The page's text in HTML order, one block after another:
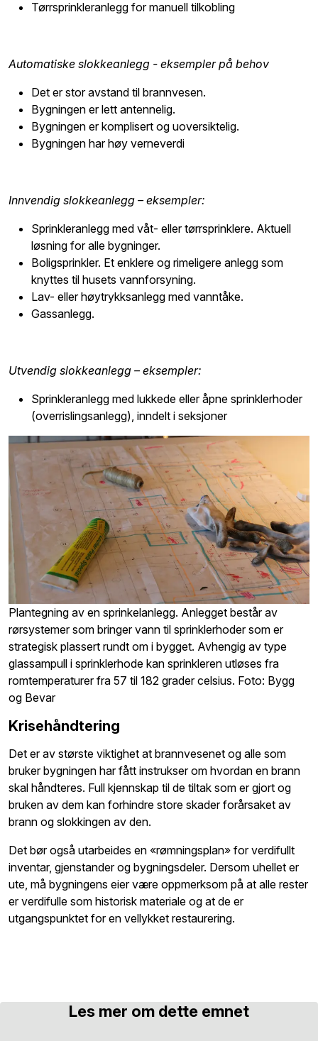
Tørrsprinkleranlegg for manuell tilkobling
Automatiske slokkeanlegg - eksempler på behov
Det er stor avstand til brannvesen.
Bygningen er lett antennelig.
Bygningen er komplisert og uoversiktelig.
Bygningen har høy verneverdi
Innvendig slokkeanlegg – eksempler:
Sprinkleranlegg med våt- eller tørrsprinklere. Aktuell
løsning for alle bygninger.
Boligsprinkler. Et enklere og rimeligere anlegg som
knyttes til husets vannforsyning.
Lav- eller høytrykksanlegg med vanntåke.
Gassanlegg.
Utvendig slokkeanlegg – eksempler:
Sprinkleranlegg med lukkede eller åpne sprinklerhoder
(overrislingsanlegg), inndelt i seksjoner
Plantegning av en sprinkelanlegg. Anlegget består av
rørsystemer som bringer vann til sprinklerhoder som er
strategisk plassert rundt om i bygget. Avhengig av type
glassampull i sprinklerhode kan sprinkleren utløses fra
romtemperaturer fra 57 til 182 grader celsius. Foto: Bygg
og Bevar
Krisehåndtering
Det er av største viktighet at brannvesenet og alle som
bruker bygningen har fått instrukser om hvordan en brann
skal håndteres. Full kjennskap til de tiltak som er gjort og
bruken av dem kan forhindre store skader forårsaket av
brann og slokkingen av den.
Det bør også utarbeides en «rømningsplan» for verdifullt
inventar, gjenstander og bygningsdeler. Dersom uhellet er
ute, må bygningens eier være oppmerksom på at alle rester
er verdifulle som historisk materiale og at de er
utgangspunktet for en vellykket restaurering.
Les mer om dette emnet